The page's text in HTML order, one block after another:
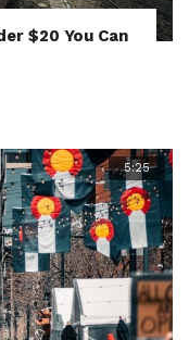
$20 You Can
5:25